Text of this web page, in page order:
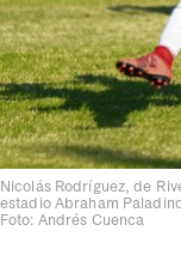
Nicolás Rodríguez, de
estadio Abraham
Foto: Andrés Cuenca